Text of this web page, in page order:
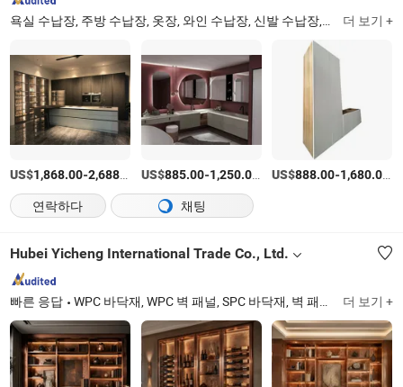
욕실 수납장, 주방 수납장, 옷장, 와인 수납장, 신발 수납장, 침실 옷장, TV 수납장, 내부 문, 스윙 도어 옷장 더 보기 +
US$1,868.00-2,688.00 /세트
US$885.00-1,250.00 /세트
US$888.00-1,680.00 /
연락하다
채팅
Hubei Yicheng International Trade Co., Ltd.
빠른 응답 WPC 바닥재, WPC 벽 패널, SPC 바닥재, 벽 패널, SPC 벽 패널, 샌드위치 패널, 상승 바닥, WPC 울타리, SPC 바닥, WPC 바닥 더 보기 +